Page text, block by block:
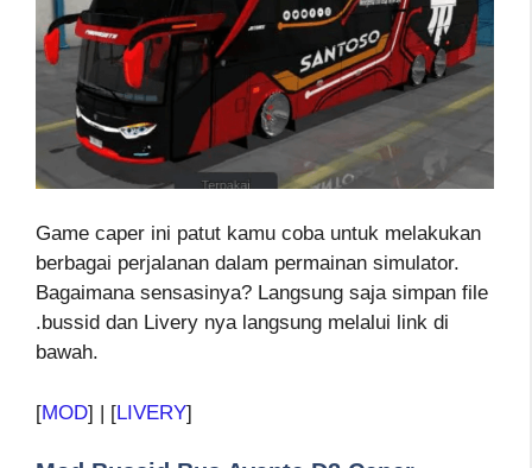
Game caper ini patut kamu coba untuk melakukan
berbagai perjalanan dalam permainan simulator.
Bagaimana sensasinya? Langsung saja simpan file
.bussid dan Livery nya langsung melalui link di
bawah.
[MOD] | [LIVERY]